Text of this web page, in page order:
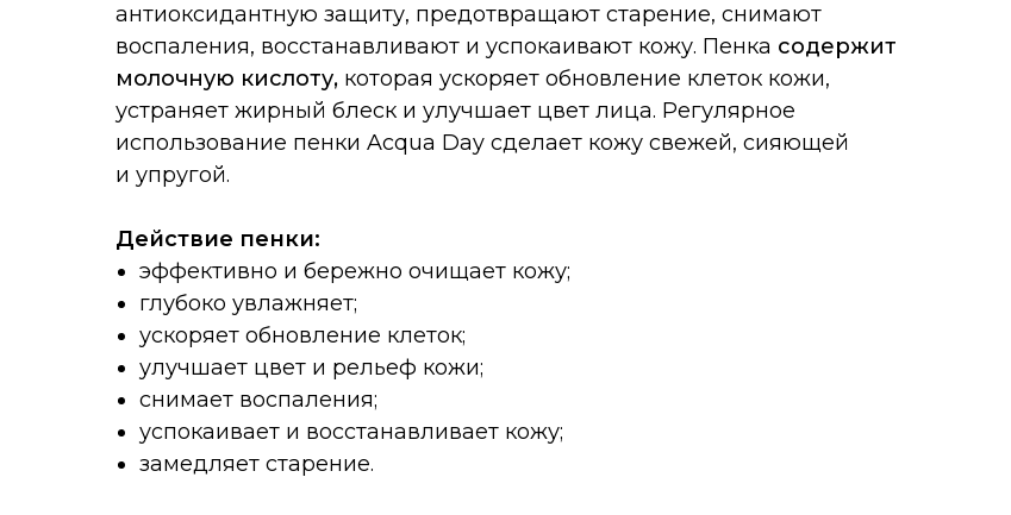
антиоксидантную защиту, предотвращают старение, снимают
воспаления, восстанавливают и успокаивают кожу. Пенка содержит
молочную кислоту, которая ускоряет обновление клеток кожи,
устраняет жирный блеск и улучшает цвет лица. Регулярное
использование пенки Acqua Day сделает кожу свежей, сияющей
и упругой.
Действие пенки:
эффективно и бережно очищает кожу;
глубоко увлажняет;
ускоряет обновление клеток;
улучшает цвет и рельеф кожи;
снимает воспаления;
успокаивает и восстанавливает кожу;
замедляет старение.